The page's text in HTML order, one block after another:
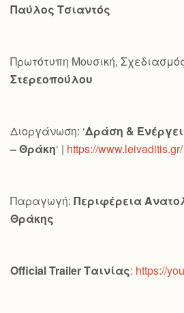
Παύλος Τσιαντός
Πρωτότυπη Μουσική,
Στερεοπούλου
Διοργάνωση: ‘Δράση &
– Θράκη‘ | https://www.leivaditis.gr/
Παραγωγή: Περιφέρεια
Θράκης
OfficialTrailerΤαινίας: https://